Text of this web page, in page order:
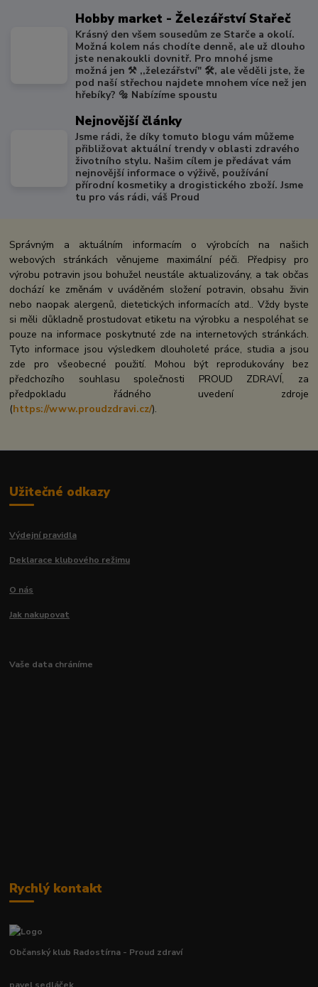
Hobby market - Železářství Stařeč
Krásný den všem sousedům ze Starče a okolí.
Možná kolem nás chodíte denně, ale už dlouho
jste nenakoukli dovnitř. Pro mnohé jsme
možná jen ⚒️ ,,železářství" 🛠️, ale věděli jste, že
pod naší střechou najdete mnohem více než jen
hřebíky? 🔩 Nabízíme spoustu
Nejnovější články
Jsme rádi, že díky tomuto blogu vám můžeme
přibližovat aktuální trendy v oblasti zdravého
životního stylu. Našim cílem je předávat vám
nejnovější informace o výživě, používání
přírodní kosmetiky a drogistického zboží. Jsme
tu pro vás rádi, váš Proud
Správným a aktuálním informacím o výrobcích na našich
webových stránkách věnujeme maximální péči. Předpisy pro
výrobu potravin jsou bohužel neustále aktualizovány, a tak občas
dochází ke změnám v uváděném složení potravin, obsahu živin
nebo naopak alergenů, dietetických informacích atd.. Vždy byste
si měli důkladně prostudovat etiketu na výrobku a nespoléhat se
pouze na informace poskytnuté zde na internetových stránkách.
Tyto informace jsou výsledkem dlouholeté práce, studia a jsou
zde pro všeobecné použití. Mohou být reprodukovány bez
předchozího souhlasu společnosti PROUD ZDRAVÍ, za
předpokladu řádného uvedení zdroje
(https://www.proudzdravi.cz/).
Užitečné odkazy
Výdejní pravidla
Deklarace klubového režimu
O nás
Jak nakupovat
Vaše data chráníme
Rychlý kontakt
Občanský klub Radostírna - Proud zdraví
pavel sedláček